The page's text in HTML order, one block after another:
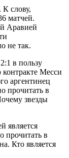
слову,
матчей.
Аравией
не так.
в пользу
Месси
аргентинец
прочитать в
звезды
является
прочитать в
Кто является